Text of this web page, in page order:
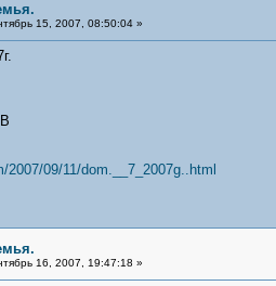
15, 2007, 08:50:04 »
2007/09/11/dom.__7_2007g..html
16, 2007, 19:47:18 »